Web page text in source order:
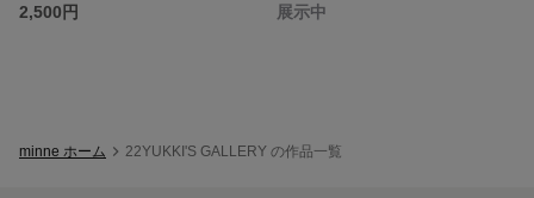
2,500円
展示中
minne ホーム 22YUKKI'S GALLERY の作品一覧